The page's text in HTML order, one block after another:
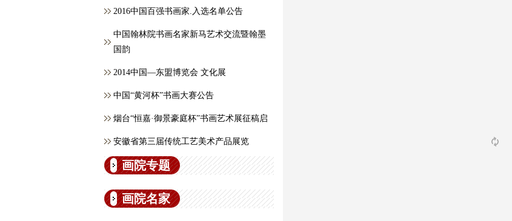
2016中国百强书画家.入选名单公告
中国翰林院书画名家新马艺术交流暨翰墨
国韵
2014中国—东盟博览会 文化展
中国“黄河杯”书画大赛公告
烟台“恒嘉·御景豪庭杯”书画艺术展征稿启
安徽省第三届传统工艺美术产品展览
画院专题
画院名家